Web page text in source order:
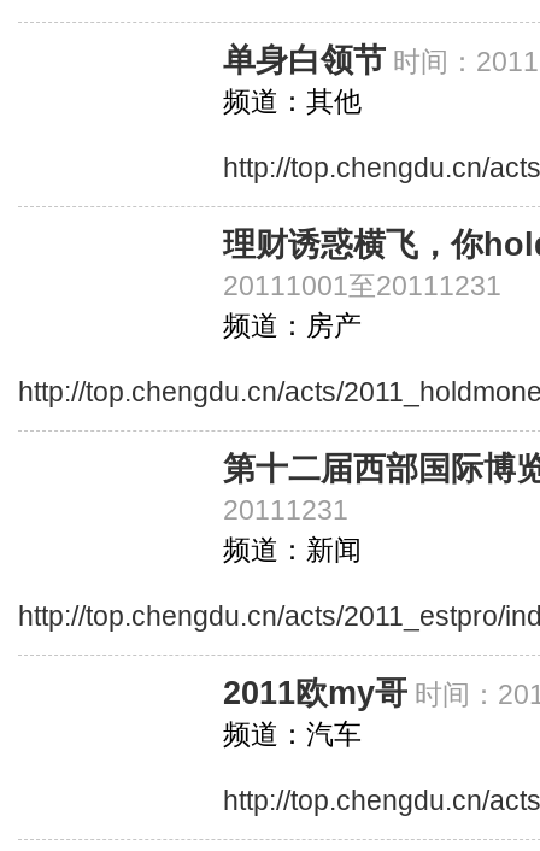
单身白领节 时间：
频道：其他
http://top.chengdu.cn/
理财诱惑横飞，你
20111001至20111231
频道：房产
http://top.chengdu.cn/acts/
第十二届西部国际博
20111231
频道：新闻
http://top.chengdu.cn/acts/2011_estpro/
2011欧my哥 时间：
频道：汽车
http://top.chengdu.cn/